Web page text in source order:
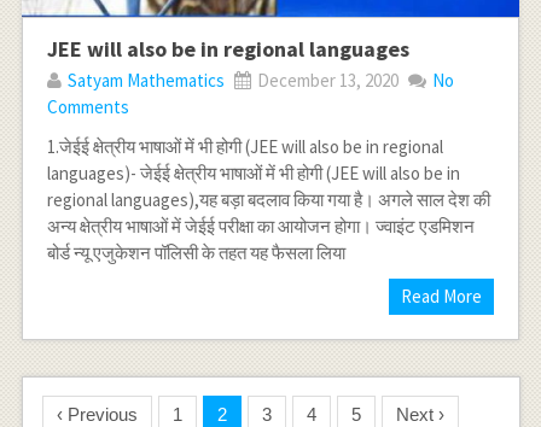
JEE will also be in regional languages
Satyam Mathematics December 13, 2020
No
Comments
1.जेईई क्षेत्रीय भाषाओं में भी होगी (JEE will also be in regional
languages)- जेईई क्षेत्रीय भाषाओं में भी होगी (JEE will also be in
regional languages),यह बड़ा बदलाव किया गया है। अगले साल देश की
अन्य क्षेत्रीय भाषाओं में जेईई परीक्षा का आयोजन होगा। ज्वाइंट एडमिशन
बोर्ड न्यू एजुकेशन पॉलिसी के तहत यह फैसला लिया
Read More
‹ Previous 1 2 3 4 5 Next ›